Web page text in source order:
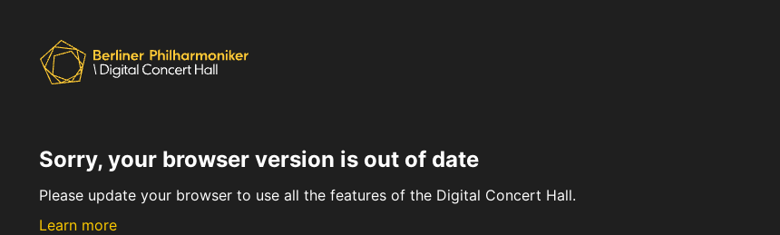
Sorry, your browser version is out of date
Please update your browser to use all the features of the Digital Concert Hall.
Learn more